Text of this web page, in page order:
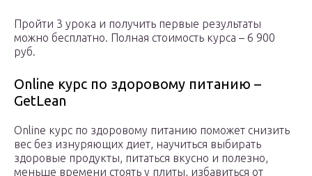
Пройти 3 урока и получить первые результаты
можно бесплатно. Полная стоимость курса – 6 900
руб.
Online курс по здоровому питанию –
GetLean
Online курс по здоровому питанию поможет снизить
вес без изнуряющих диет, научиться выбирать
здоровые продукты, питаться вкусно и полезно,
меньше времени стоять у плиты, избавиться от